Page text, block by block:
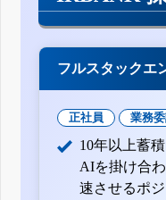
フルスタックエ
正社員 業務
10年以上蓄
AIを掛け合
速させるポジ